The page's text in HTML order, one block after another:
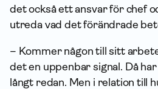
det också ett ansvar för chef
utreda vad det förändrade
– Kommer någon till sitt
det en uppenbar signal. Då
långt redan. Men i relation till